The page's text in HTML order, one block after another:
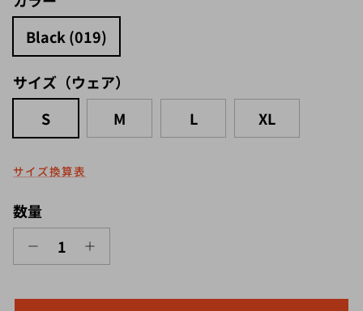
Black (019)
サイズ（ウェア）
S
M L XL
サイズ換算表
数量